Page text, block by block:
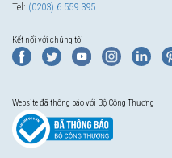
Tel: (0203) 6 559 395
Kết nối với chúng tôi
Website đã thông báo với Bộ Công Thương